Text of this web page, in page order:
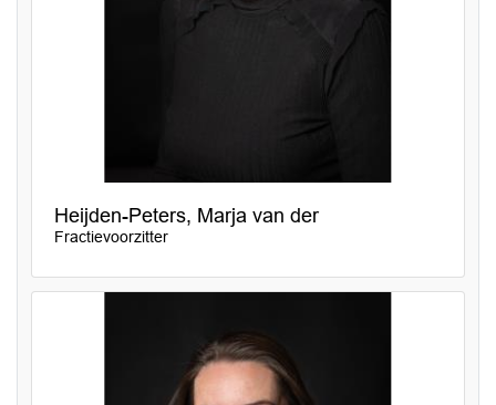
Heijden-Peters, Marja van der
Fractievoorzitter